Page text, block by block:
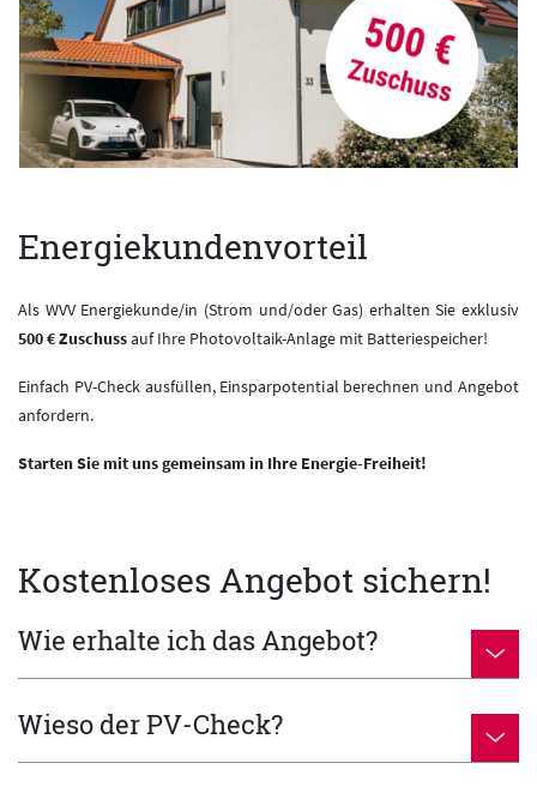
Energiekundenvorteil
Als WVV Energiekunde/in (Strom und/oder Gas) erhalten Sie exklusiv
500 € Zuschussauf Ihre Photovoltaik-Anlage mit Batteriespeicher!
Einfach PV-Check ausfüllen, Einsparpotential berechnen und Angebot
anfordern.
Starten Sie mit uns gemeinsam in Ihre Energie-Freiheit!
Kostenloses Angebot sichern!
Wie erhalte ich das Angebot?
Wieso der PV-Check?